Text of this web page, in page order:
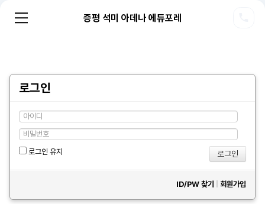
증평 석미 아데나 에듀포레
로그인
로그인 유지
ID/PW 찾기 회원가입